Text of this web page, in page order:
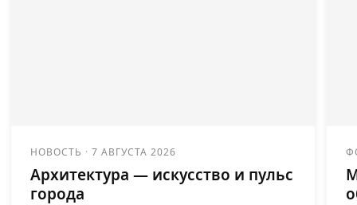
НОВОСТЬ ·7 АВГУСТА 2026
Архитектура — искусство и пульс
города